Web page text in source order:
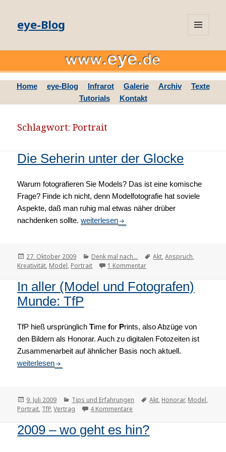
eye-Blog
UND
Home eye-Blog Infrarot Galerie Archiv
Texte
Tutorials
Kontakt
Schlagwort: Portrait
Die Seherin unter der Glocke
Warum fotografieren Sie Models? Das ist eine komische
Frage? Finde ich nicht, denn Modelfotografie hat soviele
Aspekte, daß man ruhig mal etwas näher drüber
nachdenken sollte.Die Seherin unter der Glocke
weiterlesen
Veröffentlicht
am
27. Oktober 2009 Kategorien
Denk mal nach... Tags
Akt,Anspruch,
Kreativität, Model, Portrait 1 Kommentar
In aller (Model und Fotografen)
Munde: TfP
TfP hieß ursprünglichTimefor Prints, also Abzüge von
den Bildern als Honorar. Auch zu digitalen Fotozeiten ist
Zusammenarbeit auf ähnlicher Basis noch aktuell.
In aller (Model und Fotografen) Munde: TfP
weiterlesen
Veröffentlicht
am
9. Juli 2009 Kategorien
Tips und Erfahrungen Tags
Akt, Honorar, Model,
Portrait, TfP,Vertrag 4 Kommentare
2009 – wo geht es hin?